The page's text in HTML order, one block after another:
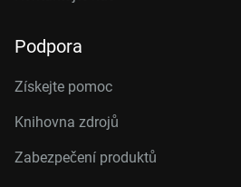
Podpora
Získejte pomoc
Knihovna zdrojů
Zabezpečení produktů